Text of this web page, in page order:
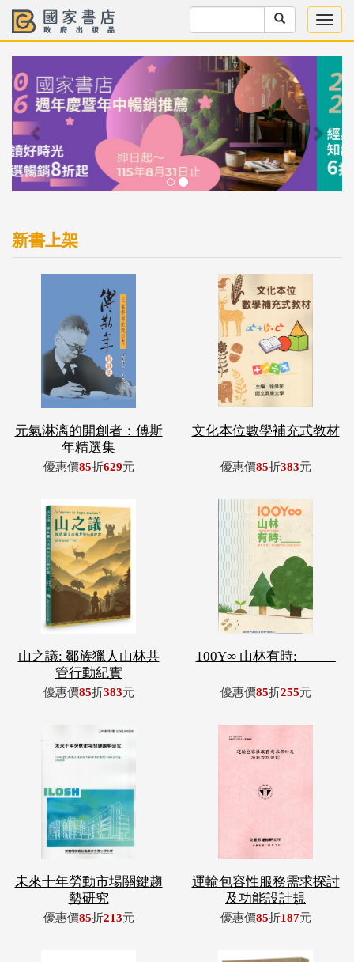
新書上架
元氣淋漓的開創者：傅斯
年精選集
優惠價85折629元
文化本位數學補充式教材
優惠價85折383元
山之議: 鄒族獵人山林共
管行動紀實
優惠價85折383元
100Y∞ 山林有時: _____
優惠價85折255元
未來十年勞動市場關鍵趨
勢研究
優惠價85折213元
運輸包容性服務需求探討
及功能設計規
優惠價85折187元